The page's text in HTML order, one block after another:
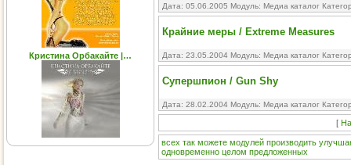
Кристина Орбакайте |…
Дата: 05.06.2005 Модуль: Медиа каталог
Крайние меры / Extreme Measures
Дата: 23.05.2004 Модуль: Медиа каталог
Супершпион / Gun Shy
Дата: 28.02.2004 Модуль: Медиа каталог
[
всех так можете модулей производить
одновременно целом предложенных